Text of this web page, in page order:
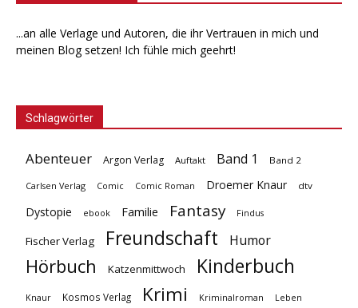
...an alle Verlage und Autoren, die ihr Vertrauen in mich und
meinen Blog setzen! Ich fühle mich geehrt!
Schlagwörter
Abenteuer Argon Verlag Auftakt Band 1 Band 2
Carlsen Verlag Comic Comic Roman Droemer Knaur dtv
Dystopie ebook Familie Fantasy Findus
Fischer Verlag Freundschaft Humor
Hörbuch Katzenmittwoch Kinderbuch
Knaur Kosmos Verlag Krimi Kriminalroman Leben